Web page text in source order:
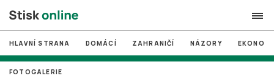
search
# MUNI
HLAVNÍ STRANA DOMÁCÍ ZAHRANIČÍ NÁZORY
FOTOGALERIE